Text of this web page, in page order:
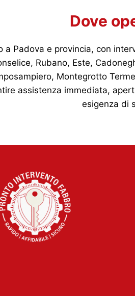
Dove
Padova e provincia, con
Rubano, Este,
Montegrotto
assistenza immediata,
esigenza di